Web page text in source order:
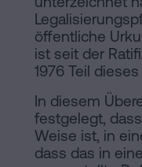
öffentliche
ist seit der
1976 Teil
In diesem
festgelegt,
Weise ist, in
dass das in